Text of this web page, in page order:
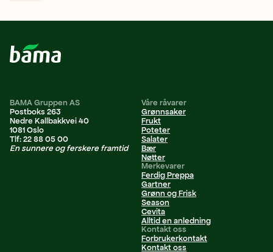
BAMA Gruppen AS
Postboks 263
Nedre Kallbakkvei 40
1081 Oslo
Tlf: 22 88 05 00
En sunnere og ferskere framtid
Våre råvarer
Grønnsaker
Frukt
Poteter
Salater
Bær
Nøtter
Merkevarer
Ferdig Preppa
Gartner
Grønn og Frisk
Season
Cevita
Alltid en anledning
Kontakt oss
Forbrukerkontakt
Kontakt oss